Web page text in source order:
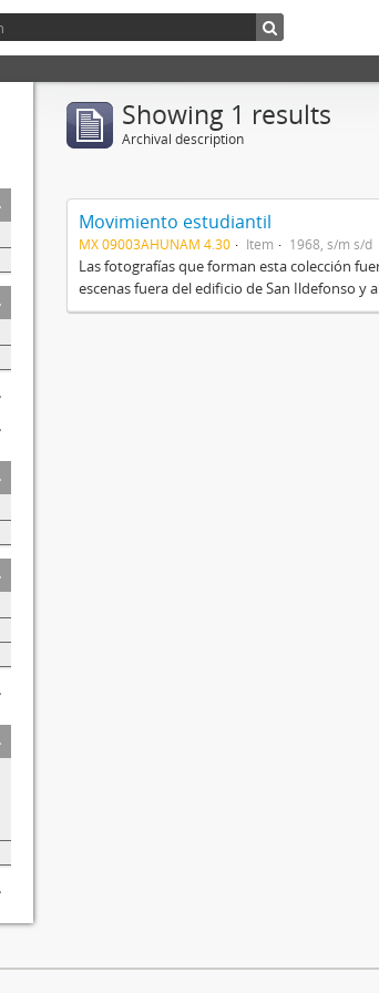
Showing 1 results
Archival description
Movimiento estudiantil
MX 09003AHUNAM 4.30 Item 1968, s/m s/d
Las fotografías que forman esta colección
escenas fuera del edificio de San Ildefonso y